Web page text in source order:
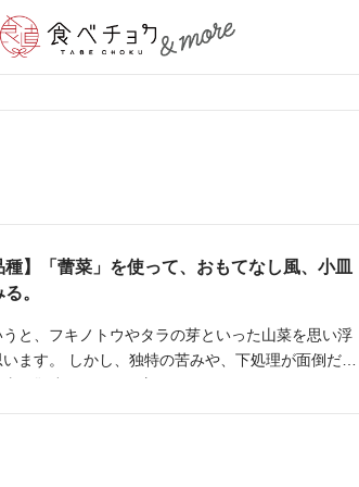
種】「蕾菜」を使って、おもてなし風、小皿
。
と、フキノトウやタラの芽といった山菜を思い浮
ます。 しかし、独特の苦みや、下処理が面倒だか
きたい、春の新品種「蕾菜(つぼみな)」をご紹介